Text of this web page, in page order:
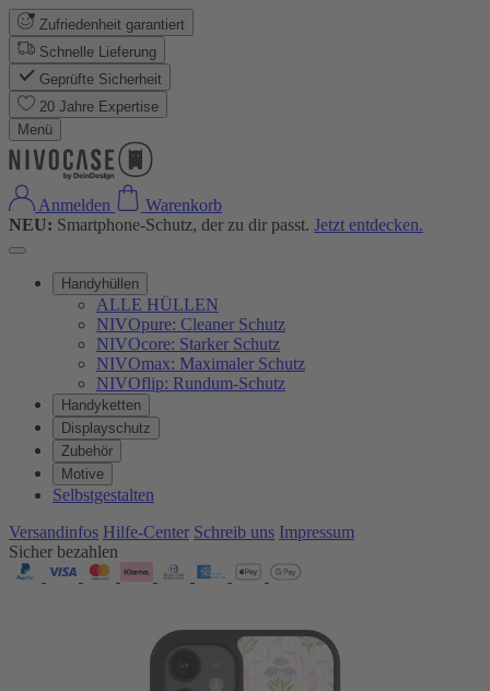
Zufriedenheit garantiert
Schnelle Lieferung
Geprüfte Sicherheit
20 Jahre Expertise
Menü
Anmelden
Warenkorb
NEU: Smartphone-Schutz, der zu dir passt. Jetzt entdecken.
Handyhüllen
ALLE HÜLLEN
NIVOpure: Cleaner Schutz
NIVOcore: Starker Schutz
NIVOmax: Maximaler Schutz
NIVOflip: Rundum-Schutz
Handyketten
Displayschutz
Zubehör
Motive
Selbstgestalten
Versandinfos Hilfe-Center Schreib uns Impressum
Sicher bezahlen